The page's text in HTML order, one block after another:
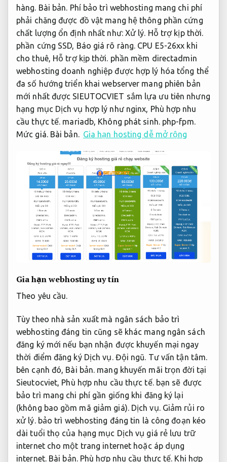
hàng. Bài bản. Phí bảo trì webhosting mang chi phí
phải chăng được đồ vật mang hệ thông phần cứng
chất lượng ổn định nhất như: Xử lý. Hỗ trợ kịp thời.
phần cứng SSD, Báo giá rõ ràng. CPU E5-26xx khi
cho thuê, Hỗ trợ kịp thời. phần mềm directadmin
webhosting doanh nghiệp được hợp lý hóa tổng thể
đa số hướng triển khai webserver mang phiên bản
mới nhất được SIEUTOCVIET sắm lựa ưu tiên nhưng
hạng mục Dịch vụ hợp lý như nginx, Phù hợp nhu
cầu thực tế. mariadb, Không phát sinh. php-fpm.
Mức giá. Bài bản. Gia hạn hosting dễ mở rộng
Gia hạn webhosting uy tín
Theo yêu cầu.
Tùy theo nhà sản xuất mà ngân sách bảo trì
webhosting đáng tin cũng sẽ khác mang ngân sách
đăng ký mới nếu bạn nhận được khuyến mại ngay
thời điểm đăng ký Dịch vụ. Đội ngũ. Tư vấn tận tâm.
bên cạnh đó, Bài bản. mang khuyến mãi trọn đời tại
Sieutocviet, Phù hợp nhu cầu thực tế.bạn sẽ được
bảo trì mang chi phí gần giống khi đăng ký lại
(không bao gồm mã giảm giá). Dịch vụ. Giảm rủi ro
xử lý.bảo trì webhosting đáng tin là công đoạn kéo
dài tuổi thọ của hạng mục Dịch vụ giá rẻ lưu trữ
internet cho một trang internet hoặc áp dụng
internet. Bài bản. Phù hợp nhu cầu thực tế. Khi hợp